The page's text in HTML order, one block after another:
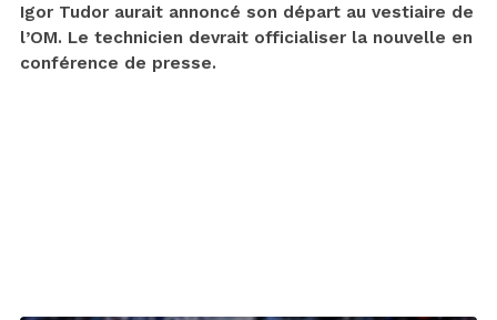
Igor Tudor aurait annoncé son départ au vestiaire de
l’OM. Le technicien devrait officialiser la nouvelle en
conférence de presse.